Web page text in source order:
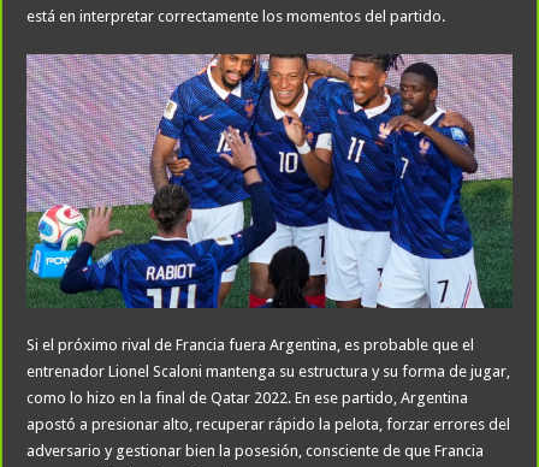
está en interpretar correctamente los momentos del partido.
Si el próximo rival de Francia fuera Argentina, es probable que el
entrenador Lionel Scaloni mantenga su estructura y su forma de jugar,
como lo hizo en la final de Qatar 2022. En ese partido, Argentina
apostó a presionar alto, recuperar rápido la pelota, forzar errores del
adversario y gestionar bien la posesión, consciente de que Francia